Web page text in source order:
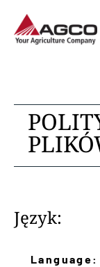
Język:
Language: